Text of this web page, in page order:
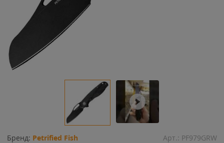
Бренд: Petrified Fish Арт.: PF979GRW